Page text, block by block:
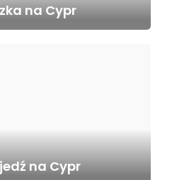
na Cypr
na Cypr